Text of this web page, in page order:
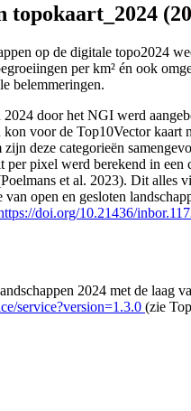
topokaart_2024
op de digitale topo2024
per km² én ook
belemmeringen.
door het NGI werd
voor de Top10Vector
deze categorieën
pixel werd berekend in
et al. 2023). Dit
open en gesloten
doi.org/10.21436/
2024 met de
service?version=1.3.0 (zie